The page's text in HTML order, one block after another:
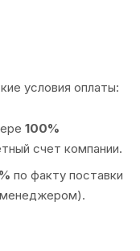
условия оплаты:
100%
счет компании.
по факту поставки
менеджером).